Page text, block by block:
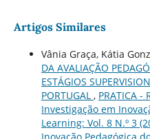
Artigos Similares
Vânia Graça, Kátia
DA AVALIAÇÃO
ESTÁGIOS
PORTUGAL , PRATICA
Investigação em
Learning: Vol. 8 N.º 3